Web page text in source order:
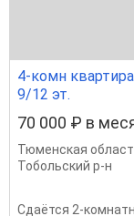
4-комн
9/12 эт.
70 000 ₽ в
Тюменская
Тобольский р-н
Сдаётся 2-